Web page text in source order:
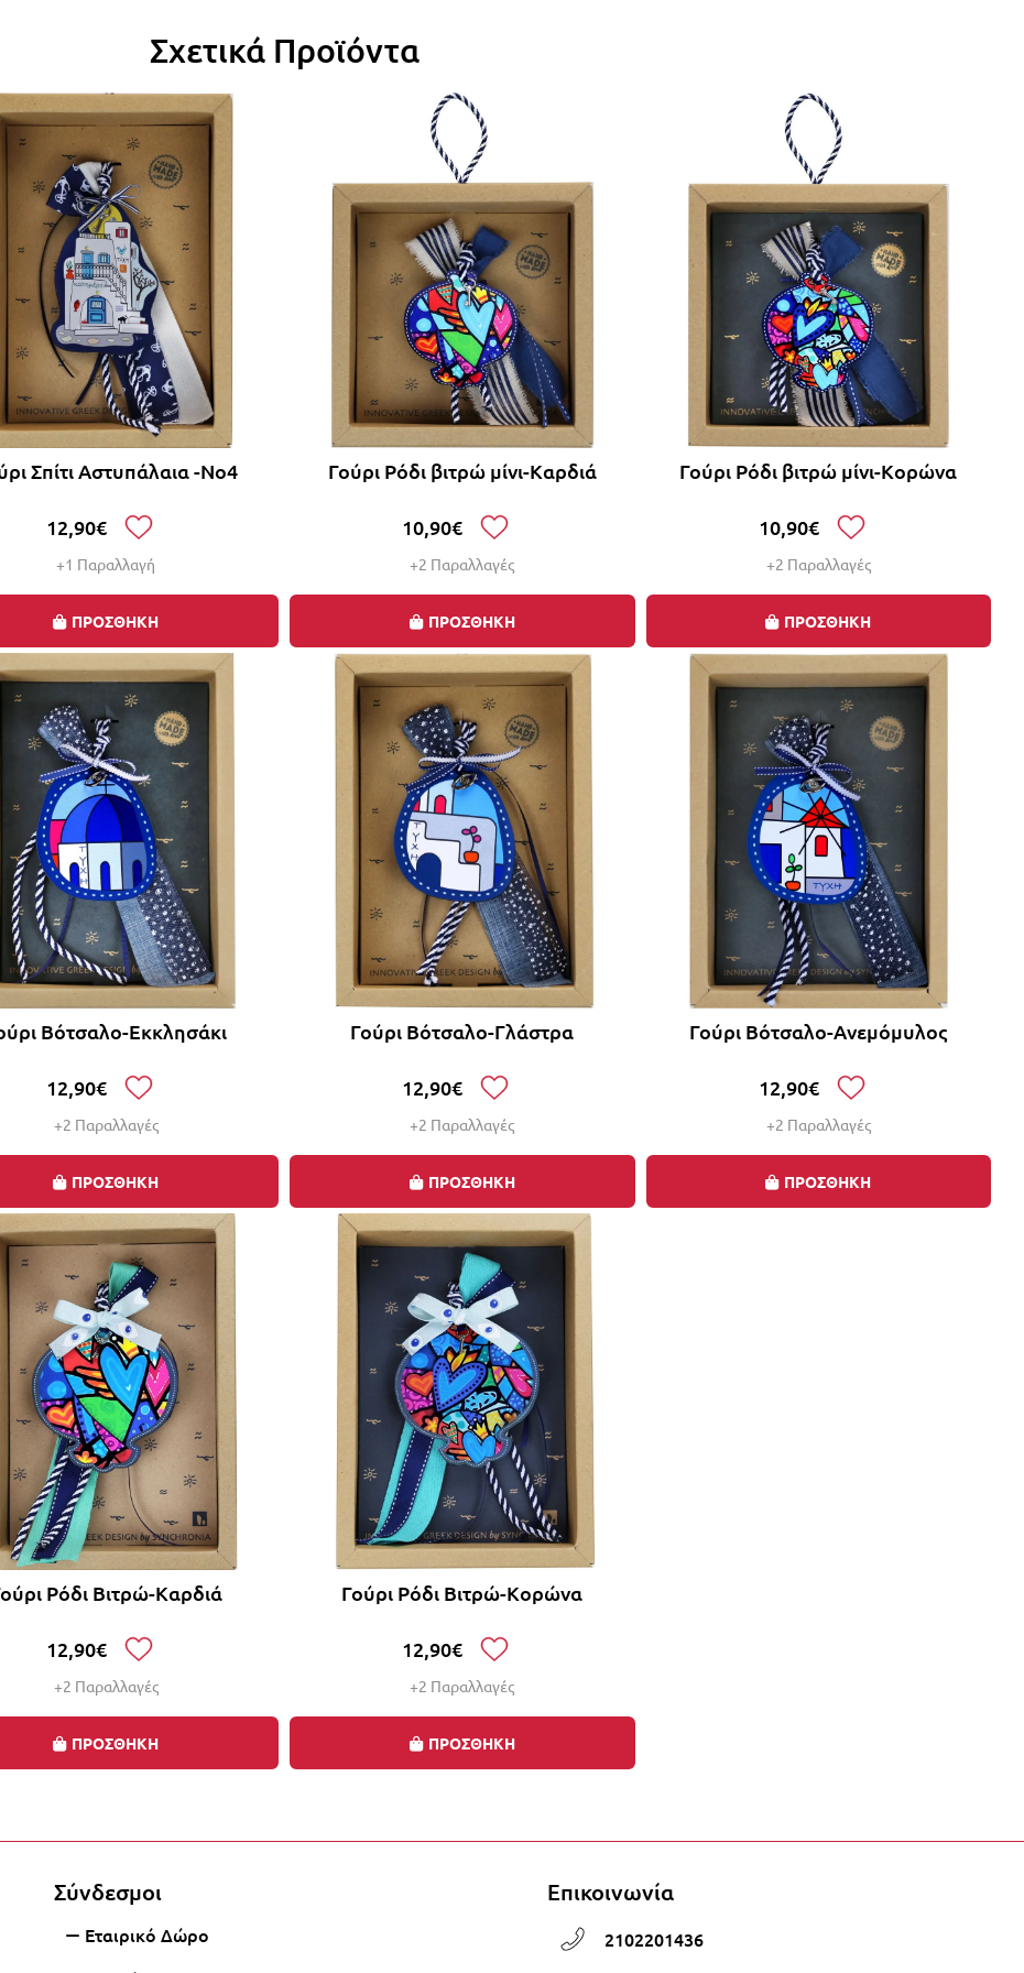
Σχετικά Προϊόντα
Σπίτι Αστυπάλαια -Νο4
12,90€
+1 Παραλλαγή
ΠΡΟΣΘΗΚΗ
Γούρι Ρόδι βιτρώ μίνι-Καρδιά
10,90€
+2 Παραλλαγές
ΠΡΟΣΘΗΚΗ
Γούρι Ρόδι βιτρώ μίνι-Κορώνα
10,90€
+2 Παραλλαγές
ΠΡΟΣΘΗΚΗ
Βότσαλο-Εκκλησάκι
12,90€
+2 Παραλλαγές
ΠΡΟΣΘΗΚΗ
Γούρι Βότσαλο-Γλάστρα
12,90€
+2 Παραλλαγές
ΠΡΟΣΘΗΚΗ
Γούρι Βότσαλο-Ανεμόμυλος
12,90€
+2 Παραλλαγές
ΠΡΟΣΘΗΚΗ
Ρόδι Βιτρώ-Καρδιά
12,90€
+2 Παραλλαγές
ΠΡΟΣΘΗΚΗ
Γούρι Ρόδι Βιτρώ-Κορώνα
12,90€
+2 Παραλλαγές
ΠΡΟΣΘΗΚΗ
Σύνδεσμοι
Εταιρικό Δώρο
Επικοινωνία
2102201436